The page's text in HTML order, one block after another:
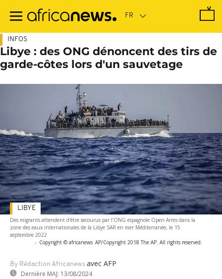
contenu
INFOS
Libye : des ONG dénoncent des tirs de
garde-côtes lors d'un sauvetage
Des migrants attendent d'être secourus par l'ONG espagnole Open Arms dans la
zone des eaux internationales de la Libye SAR en mer Méditerranée, le 15
septembre 2022
- Copyright © africanews AP/Copyright 2018 The AP. All rights reserved.
By Rédaction Africanews avec AFP
Dernière MAJ: 13/08/2024
LIBYE